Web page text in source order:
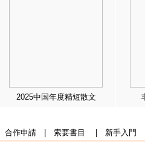
2025中国年度精短散文
合作申請| 索要書目 新手入門